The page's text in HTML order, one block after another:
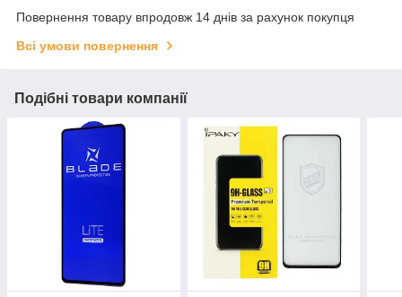
Повернення товару впродовж 14 днів за рахунок покупця
Всі умови повернення
Подібні товари компанії